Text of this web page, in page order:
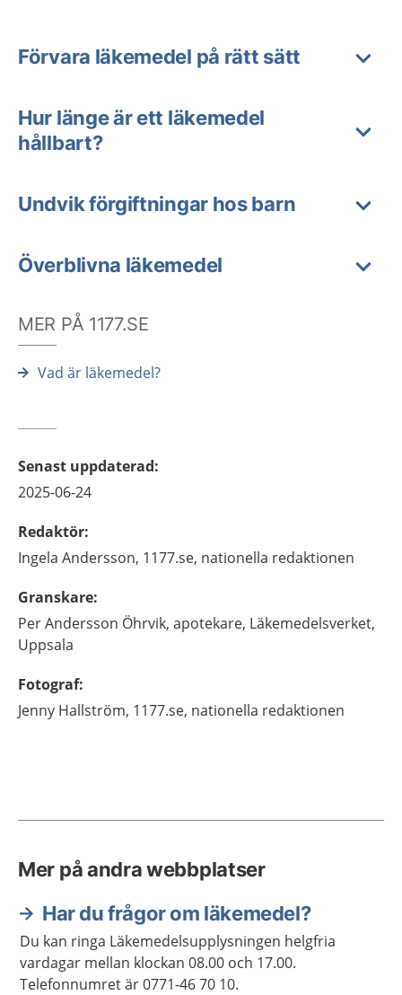
Förvara läkemedel på rätt sätt
Hur länge är ett läkemedel
hållbart?
Undvik förgiftningar hos barn
Överblivna läkemedel
MER PÅ 1177.SE
Vad är läkemedel?
Senast uppdaterad:
2025-06-24
Redaktör:
Ingela Andersson, 1177.se, nationella redaktionen
Granskare:
PerAndersson Öhrvik, apotekare, Läkemedelsverket,
Uppsala
Fotograf:
Jenny Hallström, 1177.se, nationella redaktionen
Mer på andra webbplatser
Har du frågor om läkemedel?
Du kan ringa Läkemedelsupplysningen helgfria
vardagar mellan klockan 08.00 och 17.00.
Telefonnumret är 0771-46 70 10.